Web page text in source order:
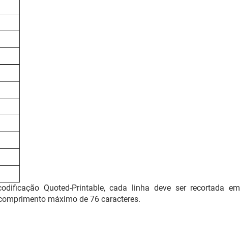
Quoted-Printable, cada linha deve ser recortada em
máximo de 76 caracteres.